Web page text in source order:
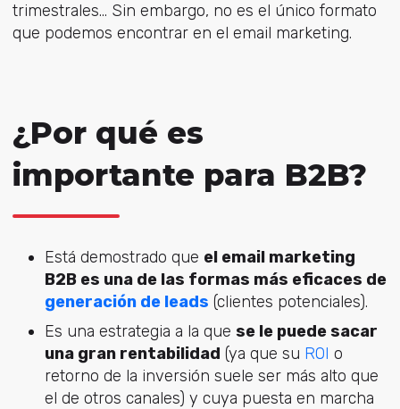
trimestrales… Sin embargo, no es el único formato
que podemos encontrar en el email marketing.
¿Por qué es
importante para B2B?
Está demostrado que el email marketing
B2B es una de las formas más eficaces de
generación de leads (clientes potenciales).
Es una estrategia a la que se le puede sacar
una gran rentabilidad (ya que su ROI o
retorno de la inversión suele ser más alto que
el de otros canales) y cuya puesta en marcha